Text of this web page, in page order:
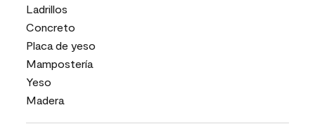
Ladrillos
Concreto
Placa de yeso
Mampostería
Yeso
Madera